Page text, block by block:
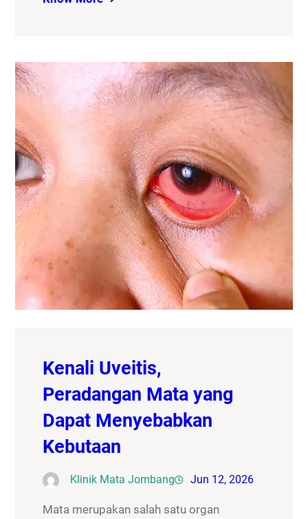
Kenali Uveitis,
Peradangan Mata yang
Dapat Menyebabkan
Kebutaan
Klinik Mata Jombang Jun 12, 2026
Mata merupakan salah satu organ